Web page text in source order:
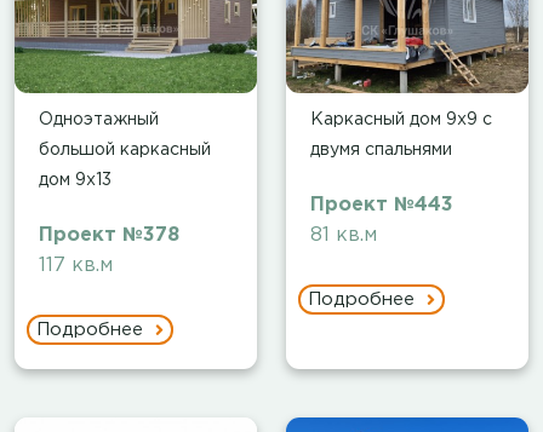
Одноэтажный
большой каркасный
дом 9х13
Проект №378
117 кв.м
Подробнее
Каркасный дом 9х9 с
двумя спальнями
Проект №443
81 кв.м
Подробнее